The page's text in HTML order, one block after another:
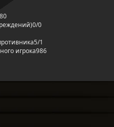
0/0
5/1
игрока986